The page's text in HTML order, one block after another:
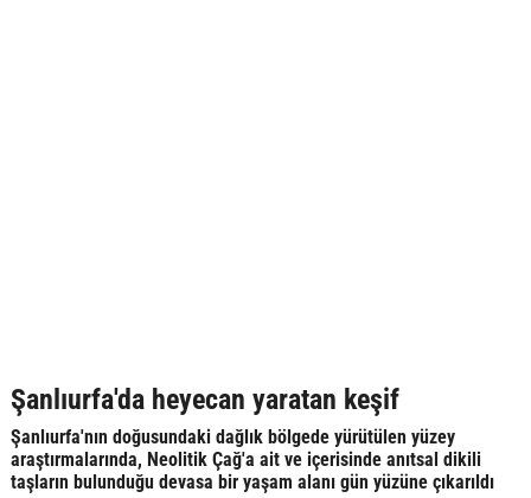
Şanlıurfa'da heyecan yaratan keşif
Şanlıurfa'nın doğusundaki dağlık bölgede yürütülen yüzey
araştırmalarında, Neolitik Çağ'a ait ve içerisinde anıtsal dikili
taşların bulunduğu devasa bir yaşam alanı gün yüzüne çıkarıldı